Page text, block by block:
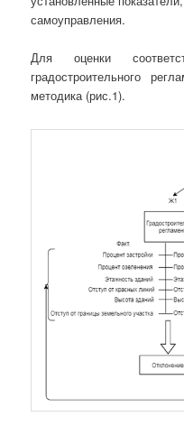
самоуправления.
Для оценки
градостроительного
методика (рис.1).